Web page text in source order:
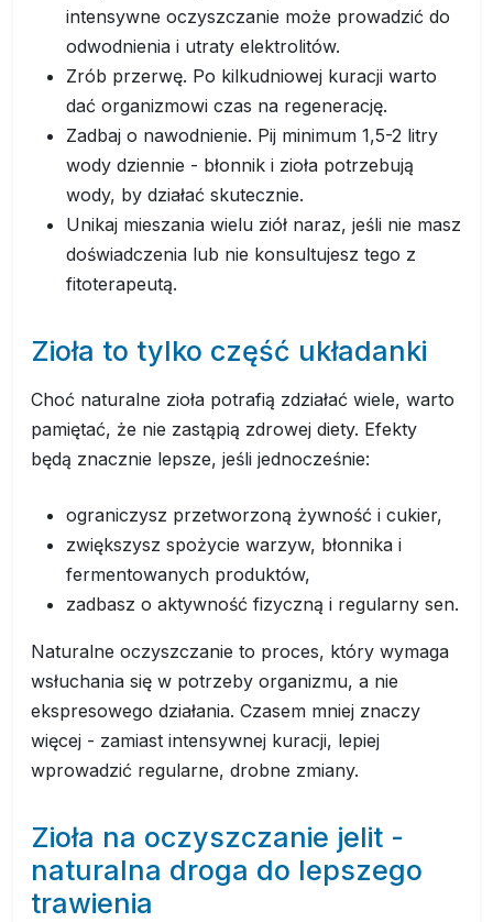
intensywne oczyszczanie może prowadzić do
odwodnienia i utraty elektrolitów.
Zrób przerwę. Po kilkudniowej kuracji warto
dać organizmowi czas na regenerację.
Zadbaj o nawodnienie. Pij minimum 1,5-2 litry
wody dziennie - błonnik i zioła potrzebują
wody, by działać skutecznie.
Unikaj mieszania wielu ziół naraz, jeśli nie masz
doświadczenia lub nie konsultujesz tego z
fitoterapeutą.
Zioła to tylko część układanki
Choć naturalne zioła potrafią zdziałać wiele, warto
pamiętać, że nie zastąpią zdrowej diety. Efekty
będą znacznie lepsze, jeśli jednocześnie:
ograniczysz przetworzoną żywność i cukier,
zwiększysz spożycie warzyw, błonnika i
fermentowanych produktów,
zadbasz o aktywność fizyczną i regularny sen.
Naturalne oczyszczanie to proces, który wymaga
wsłuchania się w potrzeby organizmu, a nie
ekspresowego działania. Czasem mniej znaczy
więcej - zamiast intensywnej kuracji, lepiej
wprowadzić regularne, drobne zmiany.
Zioła na oczyszczanie jelit -
naturalna droga do lepszego
trawienia